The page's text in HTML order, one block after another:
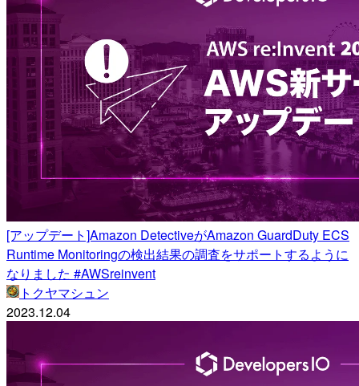
[アップデート]Amazon DetectiveがAmazon GuardDuty ECS
Runtime Monitoringの検出結果の調査をサポートするように
なりました #AWSreinvent
トクヤマシュン
2023.12.04